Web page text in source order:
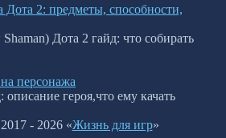
2: предметы, способности,
Дота 2 гайд: что собирать
персонажа
героя,что ему качать
- 2026 «Жизнь для игр»